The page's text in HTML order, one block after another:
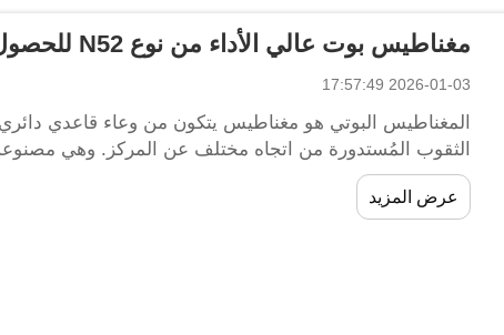
مغناطيس بوت عالي الأداء من نوع N52 للحصول على أقصى قوة
2026-01-03 17:57:49
المغناطيس البوتي هو مغناطيس يتكون من وعاء قاعدي
واحدة من أكثر...
عرض المزيد